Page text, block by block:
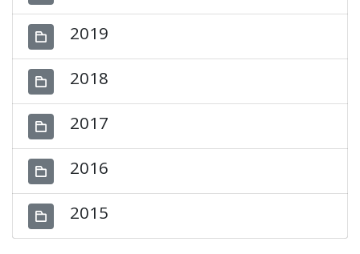
2019
2018
2017
2016
2015